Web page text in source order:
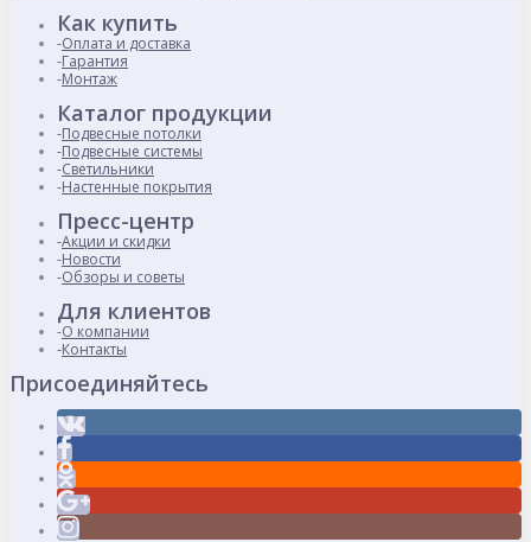
Как купить
Оплата и доставка
Гарантия
Монтаж
Каталог продукции
Подвесные потолки
Подвесные системы
Светильники
Настенные покрытия
Пресс-центр
Акции и скидки
Новости
Обзоры и советы
Для клиентов
О компании
Контакты
Присоединяйтесь